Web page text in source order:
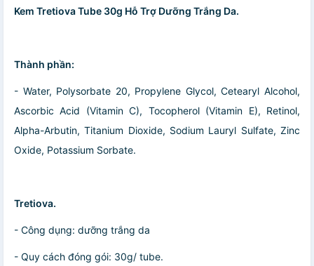
Kem Tretiova Tube 30g Hỗ Trợ Dưỡng Trắng Da.
Thành phần:
- Water, Polysorbate 20, Propylene Glycol, Cetearyl Alcohol,
Ascorbic Acid (Vitamin C), Tocopherol (Vitamin E), Retinol,
Alpha-Arbutin, Titanium Dioxide, Sodium Lauryl Sulfate, Zinc
Oxide, Potassium Sorbate.
Tretiova.
- Công dụng: dưỡng trắng da
- Quy cách đóng gói: 30g/ tube.